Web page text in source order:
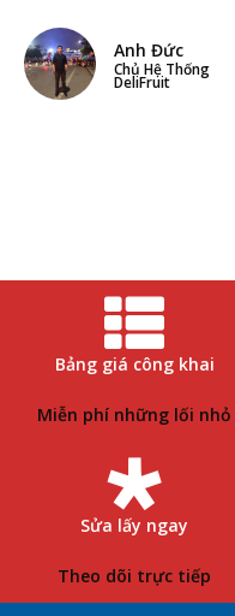
Anh Đức
Chủ Hệ Thống
DeliFruit
Bảng giá công khai
Miễn phí những lối nhỏ
Sửa lấy ngay
Theo dõi trực tiếp